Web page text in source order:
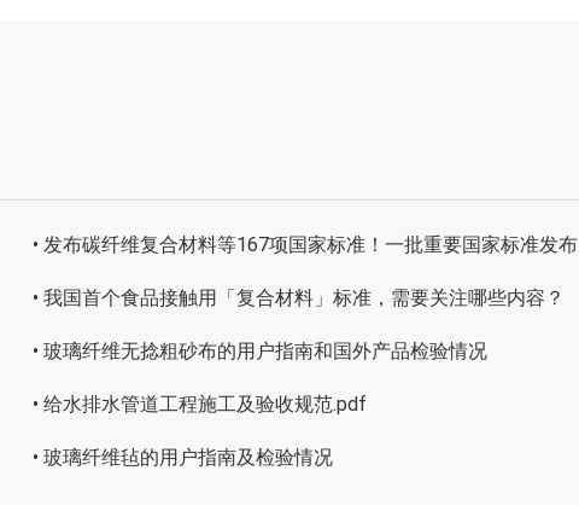
• 发布碳纤维复合材料等167项国家标准！一批重要国家标准发布
• 我国首个食品接触用「复合材料」标准，需要关注哪些内容？
• 玻璃纤维无捻粗砂布的用户指南和国外产品检验情况
• 给水排水管道工程施工及验收规范.pdf
• 玻璃纤维毡的用户指南及检验情况